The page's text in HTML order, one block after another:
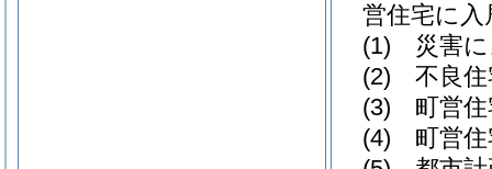
営住宅に
(1)
災害
(2)
不良
(3)
町営
(4)
町営